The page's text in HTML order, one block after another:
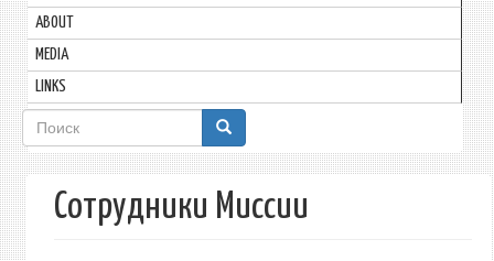
ABOUT
MEDIA
LINKS
Форма
поиска
Сотрудники Миссии